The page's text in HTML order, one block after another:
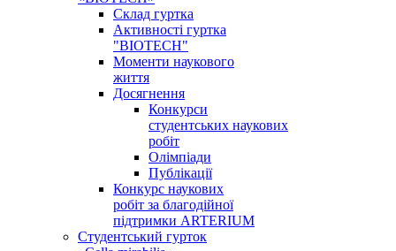
Склад гуртка
Активності гуртка
"BIOTECH"
Моменти наукового
життя
Досягнення
Конкурси
студентських наукових
робіт
Олімпіади
Публікації
Конкурс наукових
робіт за благодійної
підтримки ARTERIUM
Студентський гурток